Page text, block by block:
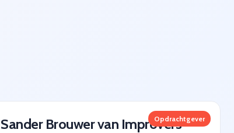
Sander Brouwer van Improvers
Opdrachtgever